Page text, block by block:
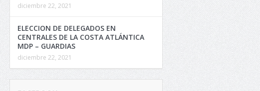
diciembre 22, 2021
ELECCION DE DELEGADOS EN
CENTRALES DE LA COSTA ATLÁNTICA
MDP – GUARDIAS
diciembre 22, 2021